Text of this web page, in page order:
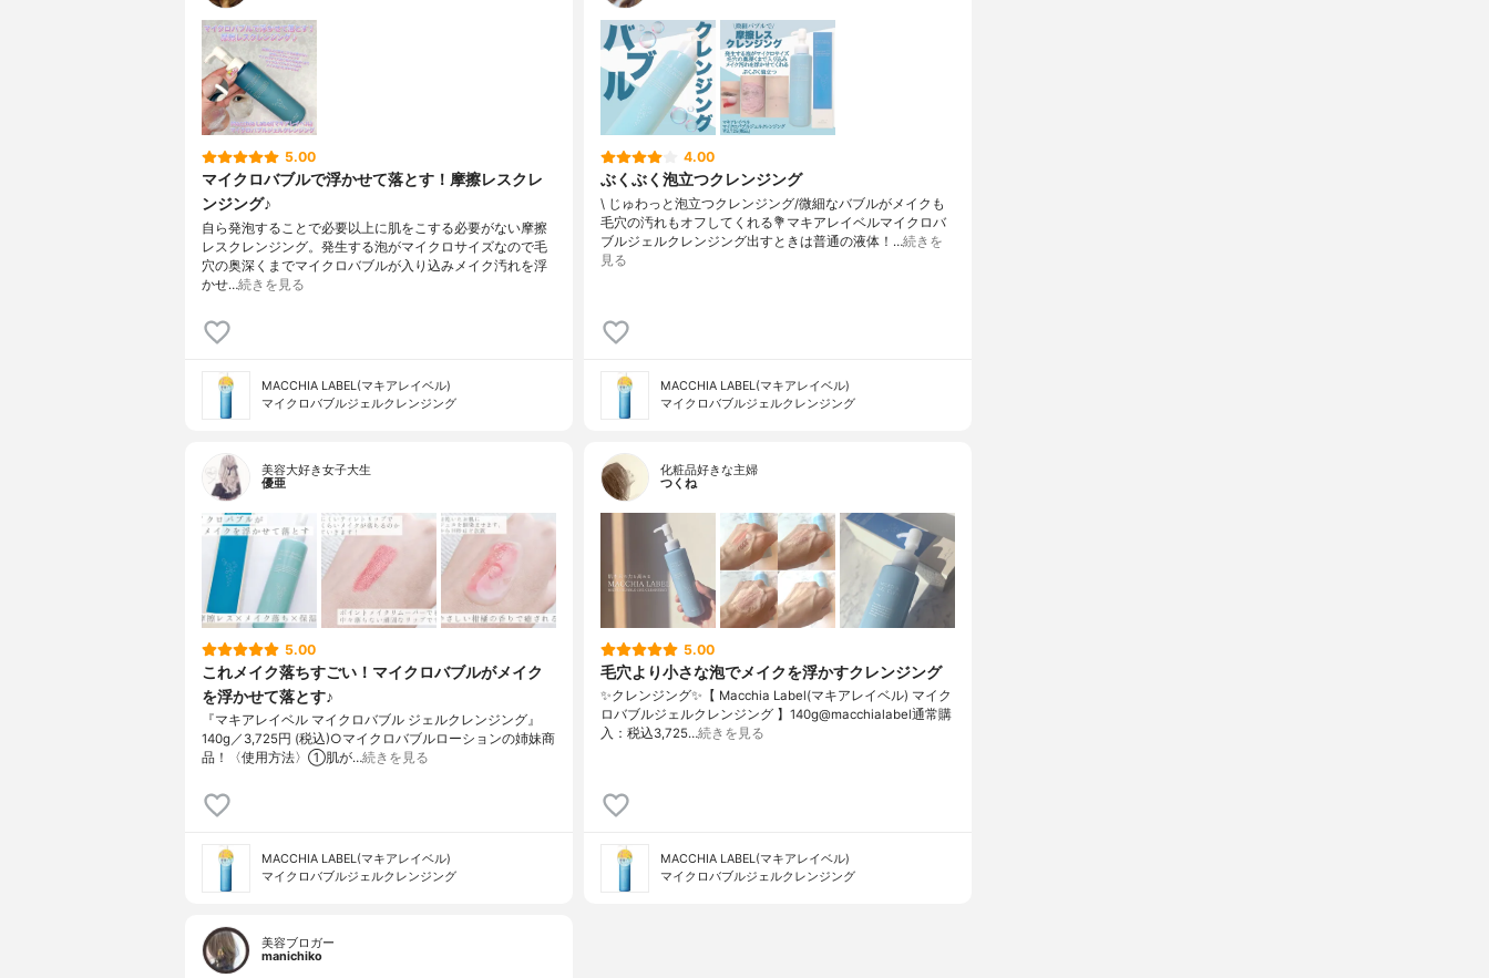
5.00
マイクロバブルで浮かせて落とす！摩擦レスクレ
ンジング♪
自ら発泡することで必要以上に肌をこする必要がない摩擦
レスクレンジング。発生する泡がマイクロサイズなので毛
穴の奥深くまでマイクロバブルが入り込みメイク汚れを浮
かせ…続きを見る
MACCHIA LABEL(マキアレイベル)
マイクロバブルジェルクレンジング
4.00
ぶくぶく泡立つクレンジング
\ じゅわっと泡立つクレンジング/⁡微細なバブルがメイクも
毛穴の汚れもオフしてくれる⁡⁡💐マキアレイベルマイクロバ
ブルジェルクレンジング⁡出すときは普通の液体！…続きを
見る
MACCHIA LABEL(マキアレイベル)
マイクロバブルジェルクレンジング
美容大好き女子大生
優亜
5.00
これメイク落ちすごい！マイクロバブルがメイク
を浮かせて落とす♪
『マキアレイベル マイクロバブル ジェルクレンジング』
140g／3,725円 (税込)○マイクロバブルローションの姉妹商
品！〈使用方法〉①肌が…続きを見る
MACCHIA LABEL(マキアレイベル)
マイクロバブルジェルクレンジング
化粧品好きな主婦
つくね
5.00
毛穴より小さな泡でメイクを浮かすクレンジング
✨クレンジング✨【 Macchia Label(マキアレイベル) マイク
ロバブルジェルクレンジング 】140g@macchialabel通常購
入：税込3,725…続きを見る
MACCHIA LABEL(マキアレイベル)
マイクロバブルジェルクレンジング
美容ブロガー
manichiko